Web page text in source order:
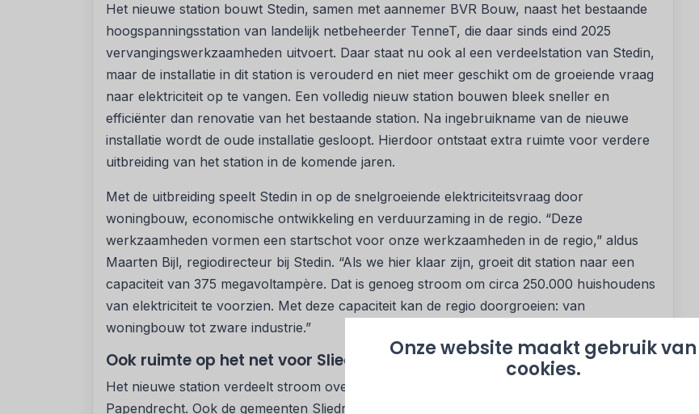
Onze website maakt gebruik van
cookies.
Het nieuwe station bouwt Stedin, samen met aannemer BVR Bouw, naast het bestaande
hoogspanningsstation van landelijk netbeheerder TenneT, die daar sinds eind 2025
vervangingswerkzaamheden uitvoert. Daar staat nu ook al een verdeelstation van Stedin,
maar de installatie in dit station is verouderd en niet meer geschikt om de groeiende vraag
naar elektriciteit op te vangen. Een volledig nieuw station bouwen bleek sneller en
efficiënter dan renovatie van het bestaande station. Na ingebruikname van de nieuwe
installatie wordt de oude installatie gesloopt. Hierdoor ontstaat extra ruimte voor verdere
uitbreiding van het station in de komende jaren.
Met de uitbreiding speelt Stedin in op de snelgroeiende elektriciteitsvraag door
woningbouw, economische ontwikkeling en verduurzaming in de regio. “Deze
werkzaamheden vormen een startschot voor onze werkzaamheden in de regio,” aldus
Maarten Bijl, regiodirecteur bij Stedin. “Als we hier klaar zijn, groeit dit station naar een
capaciteit van 375 megavoltampère. Dat is genoeg stroom om circa 250.000 huishoudens
van elektriciteit te voorzien. Met deze capaciteit kan de regio doorgroeien: van
woningbouw tot zware industrie.”
Ook ruimte op het net voor Sliedrecht en Hardinxveld-Giessendam
Het nieuwe station verdeelt stroom over de gemeenten Alblasserdam, Molenlanden en
Papendrecht. Ook de gemeenten Sliedrecht en Hardinxveld-Giessendam gaan in 2029